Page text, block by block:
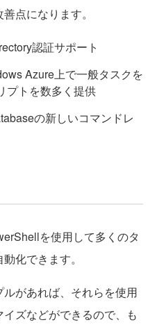
点になります。
認証サポート
Azure上で一般タスクを
プトを数多く提供
の新しいコマンドレ
を使用して多くのタ
化できます。
があれば、それらを使用
ズなどができるので、も